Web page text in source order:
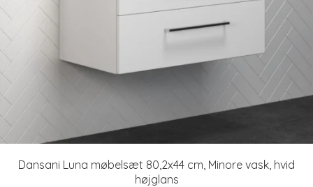
Dansani Luna møbelsæt 80,2x44 cm, Minore vask, hvid
højglans